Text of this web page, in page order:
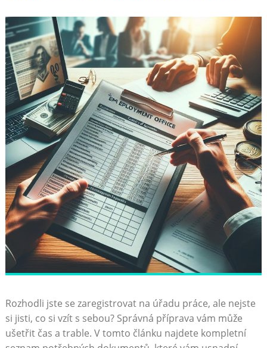
Rozhodli jste ⁢se zaregistrovat na úřadu ‌práce, ale nejste‍
si jisti, co si vzít s sebou? Správná příprava vám může
ušetřit ⁤čas a trable. V tomto článku najdete​ kompletní